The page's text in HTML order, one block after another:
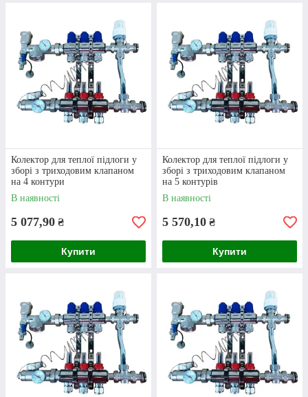
З яких матеріалів може бути виготовлений
колектор для теплої підлоги із триходовим
клапаном?
01
Неіржавна сталь
Це найбільш практичний та довговічний
матеріал, однак і на подібний колектор для теплої
підлоги в зборі ціна значно вища.
02
Латунь
Вартість пристроїв, що виготовлені з цього
матеріалу, є нижчою. За умови, що використана
якісна латунь, колектор прослужить не один рік.
Колектор для теплої підлоги у
зборі з триходовим клапаном
на 4 контури
В наявності
5 077,90 ₴
Купити
Колектор для теплої підлоги у
зборі з триходовим клапаном
на 5 контурів
В наявності
5 570,10 ₴
Купити